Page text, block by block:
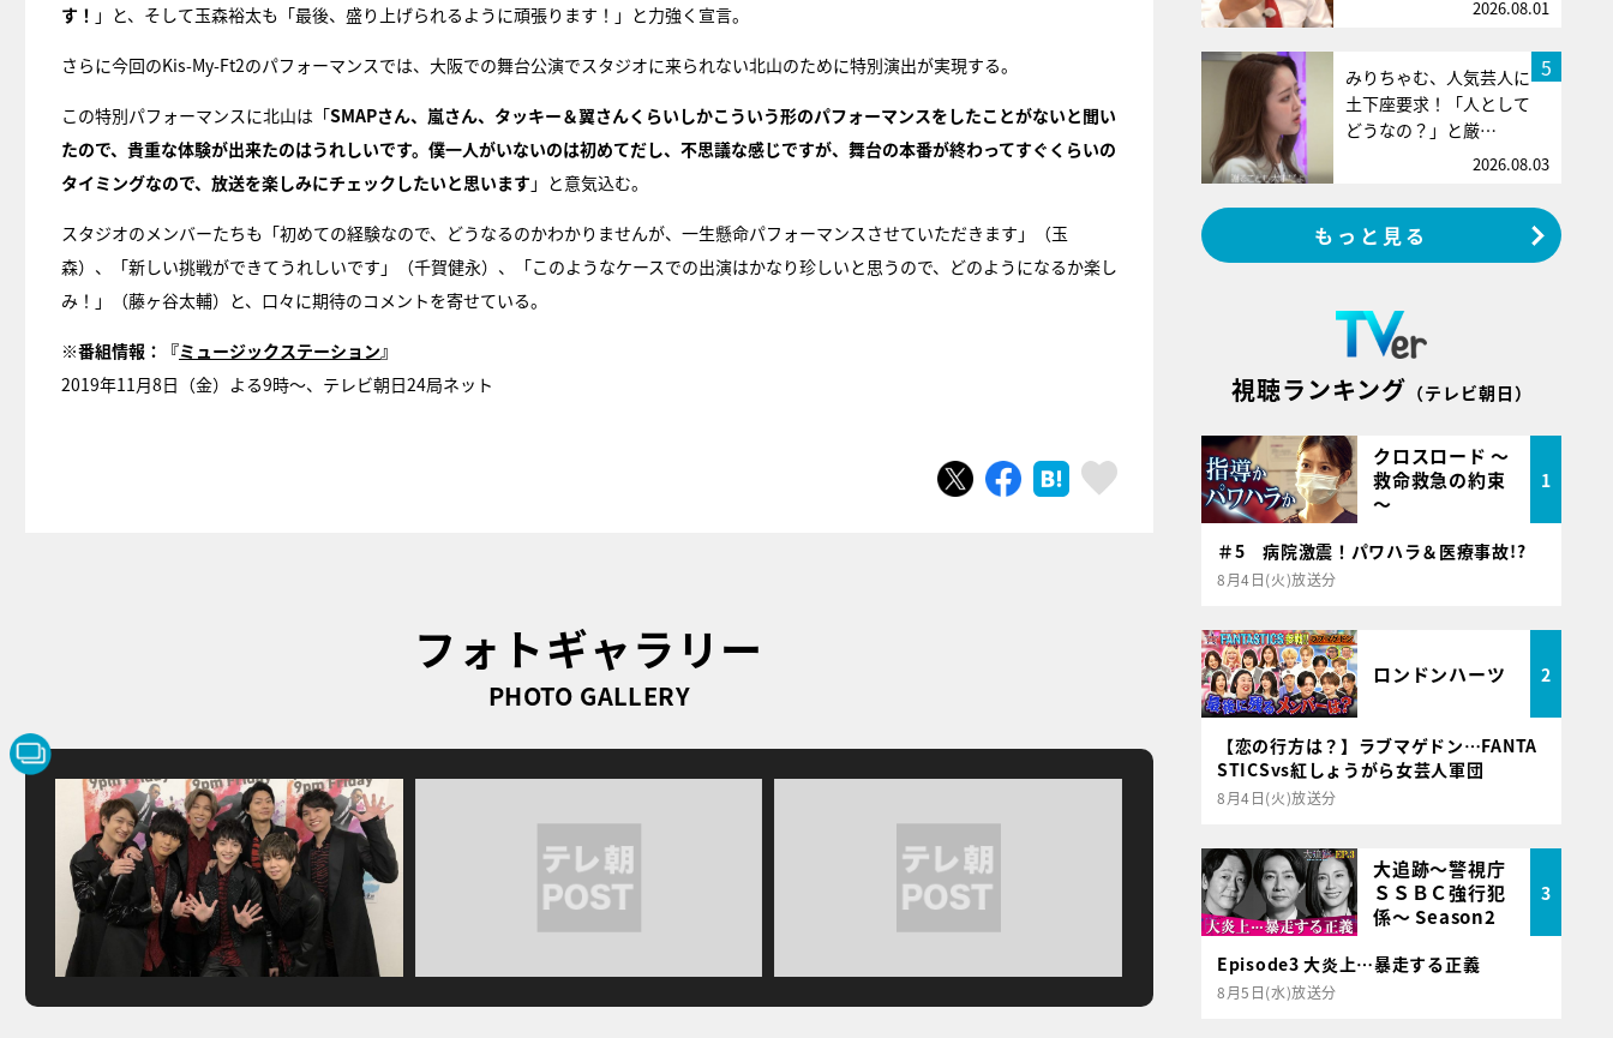
す！ 」と、そして玉森裕太も「最後、盛り上げられるように頑張ります！」と力強く宣言。
さらに今回のKis-My-Ft2のパフォーマンスでは、大阪での舞台公演でスタジオに来られない北山のために特別演出が実現する。
この特別パフォーマンスに北山は「SMAPさん、嵐さん、タッキー＆翼さんくらいしかこういう形のパフォーマンスをしたことがないと聞い
たので、貴重な体験が出来たのはうれしいです。僕一人がいないのは初めてだし、不思議な感じですが、舞台の本番が終わってすぐくらいの
タイミングなので、放送を楽しみにチェックしたいと思います 」と意気込む。
スタジオのメンバーたちも「初めての経験なので、どうなるのかわかりませんが、一生懸命パフォーマンスさせていただきます」（玉
森）、「新しい挑戦ができてうれしいです」（千賀健永）、「このようなケースでの出演はかなり珍しいと思うので、どのようになるか楽し
み！」（藤ヶ谷太輔）と、口々に期待のコメントを寄せている。
※番組情報：『ミュージックステーション』
2019年11月8日（金）よる9時〜、テレビ朝日24局ネット
ツイートシェア はてブ スキボタン
フォトギャラリー
PHOTO GALLERY
2026.08.01
5
みりちゃむ、人気芸人に
土下座要求！「人として
どうなの？」と厳…
2026.08.03
もっと見る
視聴ランキング （テレビ朝日）
クロスロード ～
救命救急の約束
～
1
＃5 病院激震！パワハラ＆医療事故!?
8月4日(火)放送分
ロンドンハーツ 2
【恋の行方は？】ラブマゲドン…FANTA
STICSvs紅しょうがら女芸人軍団
8月4日(火)放送分
大追跡～警視庁
ＳＳＢＣ強行犯
係～ Season2
3
Episode3 大炎上…暴走する正義
8月5日(水)放送分